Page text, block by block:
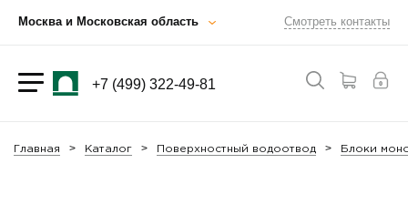
Москва и Московская область Смотреть контакты
+7 (499) 322-49-81
Главная Каталог Поверхностный водоотвод Блоки